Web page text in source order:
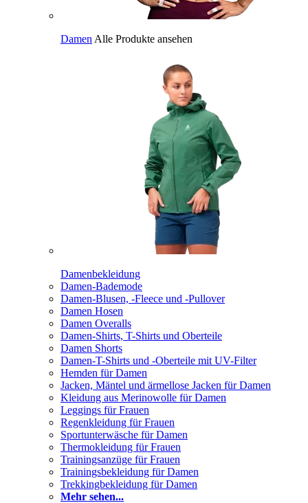
Damen Alle Produkte ansehen
Damenbekleidung
Damen-Bademode
Damen-Blusen, -Fleece und -Pullover
Damen Hosen
Damen Overalls
Damen-Shirts, T-Shirts und Oberteile
Damen Shorts
Damen-T-Shirts und -Oberteile mit UV-Filter
Hemden für Damen
Jacken, Mäntel und ärmellose Jacken für Damen
Kleidung aus Merinowolle für Damen
Leggings für Frauen
Regenkleidung für Frauen
Sportunterwäsche für Damen
Thermokleidung für Frauen
Trainingsanzüge für Frauen
Trainingsbekleidung für Damen
Trekkingbekleidung für Damen
Mehr sehen...